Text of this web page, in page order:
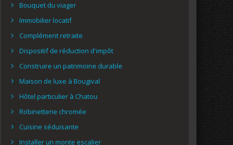
Bouquet du viager
Immobilier locatif
Complément retraite
Dispositif de réduction d'impôt
Construire un patrimoine durable
Maison de luxe à Bougival
Hôtel particulier à Chatou
Robinetterie chromée
Cuisine séduisante
Installer un monte escalier